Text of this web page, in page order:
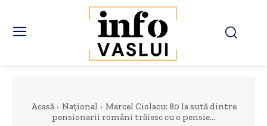
Acasă Național
Marcel Ciolacu: 80 la sută dintre
pensionarii români trăiesc cu o pensie...